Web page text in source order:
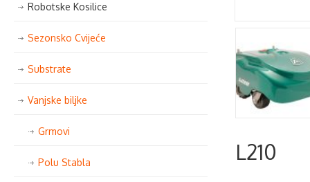
L210
Robotske Kosilice
Sezonsko Cvijeće
Substrate
Vanjske biljke
Grmovi
Polu Stabla